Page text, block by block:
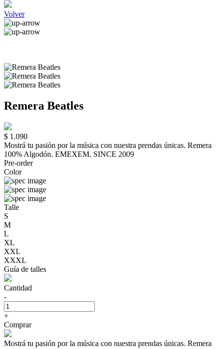
Volver
Remera Beatles
$ 1.090
Mostrá tu pasión por la música con nuestra prendas únicas. Remera
100% Algodón. EMEXEM. SINCE 2009
Pre-order
Color
Talle
S
M
L
XL
XXL
XXXL
Guía de talles
Cantidad
-
+
Comprar
Mostrá tu pasión por la música con nuestra prendas únicas. Remera